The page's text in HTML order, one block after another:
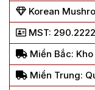
Korean
MST:
Miền Bắc:
Miền Trung: